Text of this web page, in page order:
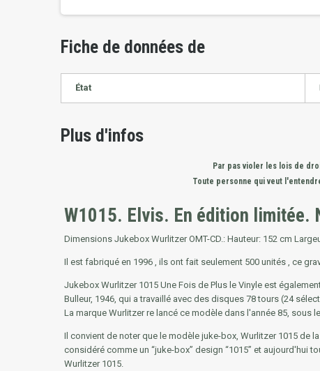
Fiche de données de
État
Plus d'infos
Par pas violer les lois de
Toute personne qui veut
W1015. Elvis. En édition limitée.
Dimensions Jukebox Wurlitzer OMT-CD.: Hauteur: 152 cm
Il est fabriqué en 1996 , ils ont fait seulement 500 unités , ce
Jukebox Wurlitzer 1015 Une Fois de Plus le Vinyle est
Bulleur, 1946, qui a travaillé avec des disques 78 tours (24
La marque Wurlitzer re lancé ce modèle dans l'année 85, sous
Il convient de noter que le modèle juke-box, Wurlitzer 1015 de
considéré comme un “juke-box” design “1015” et
Wurlitzer 1015.